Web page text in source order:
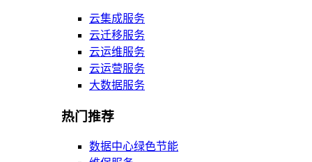
云集成服务
云迁移服务
云运维服务
云运营服务
大数据服务
热门推荐
数据中心绿色节能